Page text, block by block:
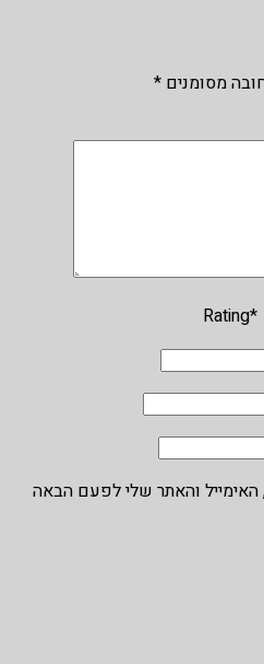
מסומנים *
Rating*
והאתר שלי לפעם הבאה